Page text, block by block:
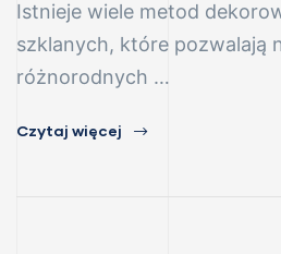
Istnieje wiele metod
szklanych, które pozwalają
różnorodnych …
Czytaj więcej